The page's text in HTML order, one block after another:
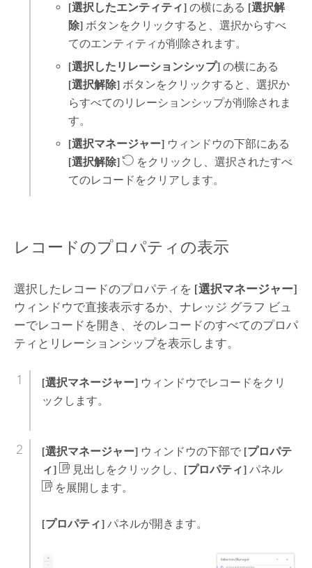
[選択したエンティティ] の横にある [選択解
除] ボタンをクリックすると、選択からすべ
てのエンティティが削除されます。
[選択したリレーションシップ] の横にある
[選択解除] ボタンをクリックすると、選択か
らすべてのリレーションシップが削除されま
す。
[選択マネージャー] ウィンドウの下部にある
[選択解除]
をクリックし、選択されたすべ
てのレコードをクリアします。
レコードのプロパティの表示
選択したレコードのプロパティを [選択マネージャー]
ウィンドウで直接表示するか、ナレッジ グラフ ビュ
ーでレコードを開き、そのレコードのすべてのプロパ
ティとリレーションシップを表示します。
[選択マネージャー]ウィンドウでレコードをクリ
ックします。
[選択マネージャー]ウィンドウの下部で [プロパテ
ィ]
見出しをクリックし、 [プロパティ]パネル
を展開します。
[プロパティ]パネルが開きます。